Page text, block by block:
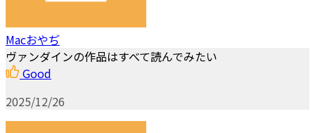
Macおやぢ
ヴァンダインの作品はすべて読んでみたい
Good
2025/12/26